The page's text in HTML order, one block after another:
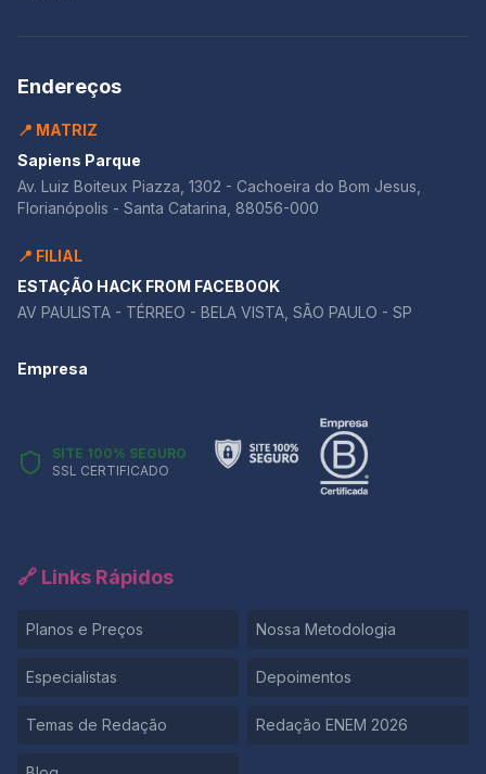
Endereços
📍 MATRIZ
Sapiens Parque
Av. Luiz Boiteux Piazza, 1302 - Cachoeira do Bom Jesus,
Florianópolis - Santa Catarina, 88056-000
📍 FILIAL
ESTAÇÃO HACK FROM FACEBOOK
AV PAULISTA - TÉRREO - BELA VISTA, SÃO PAULO - SP
Empresa
SITE 100% SEGURO
SSL CERTIFICADO
🔗 Links Rápidos
Planos e Preços Nossa Metodologia
Especialistas Depoimentos
Temas de Redação Redação ENEM 2026